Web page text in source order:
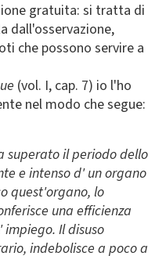
gratuita: si tratta di
dall'osservazione,
che possono servire a
(vol. I, cap. 7) io l'ho
nel modo che segue:
superato il periodo dello
e intenso d' un organo
quest'organo, lo
una efficienza
Il disuso
indebolisce a poco a